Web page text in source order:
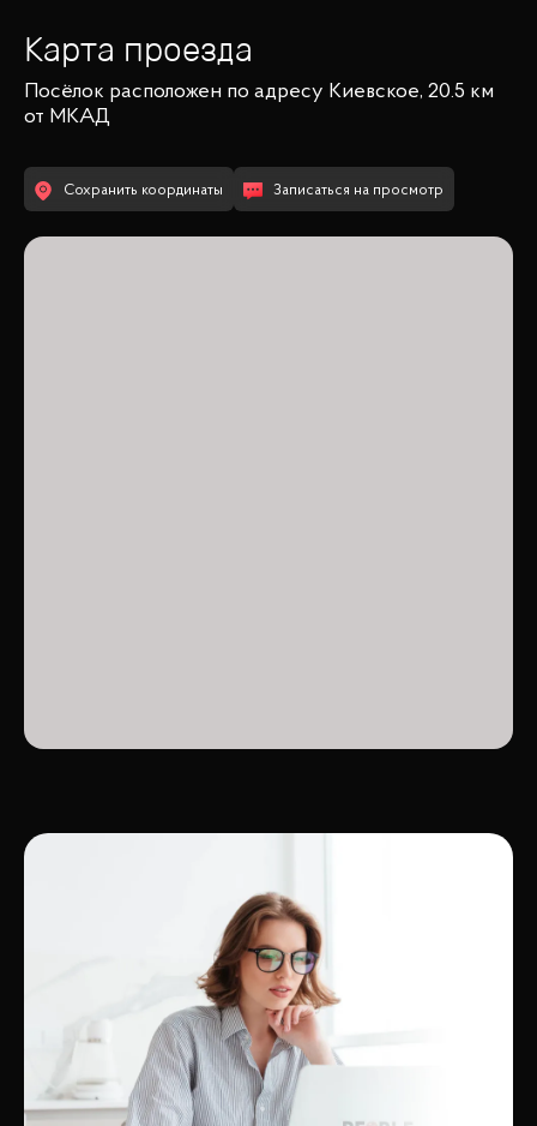
Карта проезда
Посёлок расположен по адресу Киевское, 20.5 км
от МКАД
Сохранить координаты Записаться на просмотр